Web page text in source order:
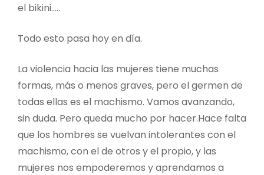
el bikini…..
Todo esto pasa hoy en día.
La violencia hacia las mujeres tiene muchas
formas, más o menos graves, pero el germen de
todas ellas es el machismo. Vamos avanzando,
sin duda. Pero queda mucho por hacer.Hace falta
que los hombres se vuelvan intolerantes con el
machismo, con el de otros y el propio, y las
mujeres nos empoderemos y aprendamos a